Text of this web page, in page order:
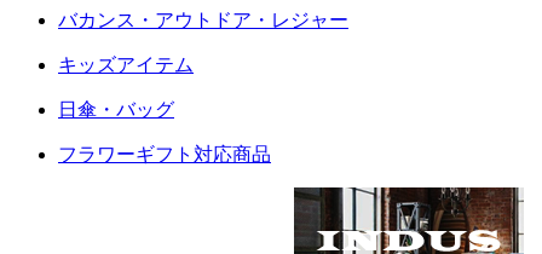
バカンス・アウトドア・レジャー
キッズアイテム
日傘・バッグ
フラワーギフト対応商品